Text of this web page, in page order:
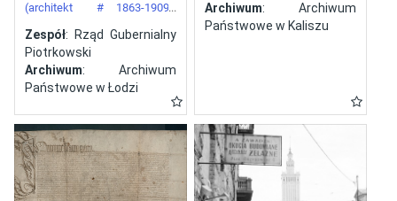
(architekt
# 1863-1909)
Zespół: Rząd Gubernialny
Piotrkowski
Archiwum: Archiwum
Państwowe w Łodzi
Kalisza
Archiwum: Archiwum
Państwowe w Kaliszu